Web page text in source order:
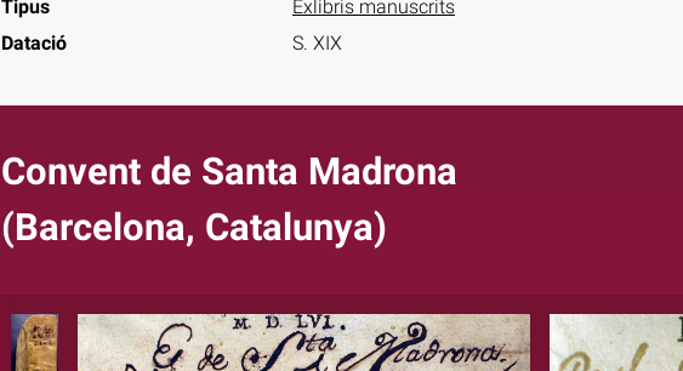
Tipus
Exlibris manuscrits
Datació
S. XIX
Convent de Santa Madrona
(Barcelona, Catalunya)